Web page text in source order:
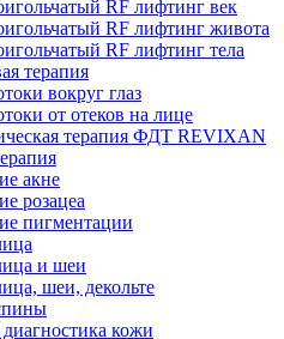
RF лифтинг век
RF лифтинг живота
RF лифтинг тела
терапия
вокруг глаз
от отеков на лице
терапия ФДТ REVIXAN
акне
розацеа
пигментации
и шеи
шеи, декольте
кожи